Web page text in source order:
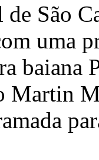
São
uma
baiana
Martin